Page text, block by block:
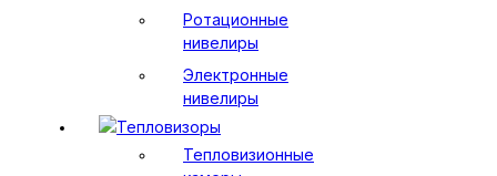
Ротационные
нивелиры
Электронные
нивелиры
Тепловизоры
Тепловизионные